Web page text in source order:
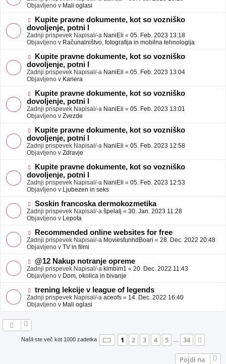
j
a
v
e
v
e
o
b
j
a
v
e
Objavljeno v Mali oglasi
N
o
v
e
o
b
a
v
e
Kupite pravne dokumente, kot so vozniško
dovoljenje, potni l
Zadnji prispevek Napisal/-a NaniEli « 05. Feb. 2023 13:18
Objavljeno v Računalništvo, fotografija in mobilna tehnologija
N
o
v
e
o
b
a
v
e
Kupite pravne dokumente, kot so vozniško
dovoljenje, potni l
Zadnji prispevek Napisal/-a NaniEli « 05. Feb. 2023 13:04
Objavljeno v Kariera
N
o
v
e
o
b
a
v
e
Kupite pravne dokumente, kot so vozniško
dovoljenje, potni l
Zadnji prispevek Napisal/-a NaniEli « 05. Feb. 2023 13:01
Objavljeno v Zvezde
N
o
v
e
o
b
a
v
e
Kupite pravne dokumente, kot so vozniško
dovoljenje, potni l
Zadnji prispevek Napisal/-a NaniEli « 05. Feb. 2023 12:58
Objavljeno v Zdravje
N
o
v
e
o
b
j
a
v
e
Kupite pravne dokumente, kot so vozniško
dovoljenje, potni l
Zadnji prispevek Napisal/-a NaniEli « 05. Feb. 2023 12:53
Objavljeno v Ljubezen in seks
N
o
v
e
o
b
j
a
v
e
Soskin francoska dermokozmetika
Zadnji prispevek Napisal/-a špelalj « 30. Jan. 2023 11:28
Objavljeno v Lepota
N
o
v
e
o
b
j
a
v
e
Recommended online websites for free
Zadnji prispevek Napisal/-a MoviesfunhdBoari « 28. Dec. 2022 20:48
Objavljeno v TV in filmi
N
o
v
e
o
b
j
a
@12 Nakup notranje opreme
Zadnji prispevek Napisal/-a kimbim1 « 20. Dec. 2022 11:43
Objavljeno v Dom, okolica in bivanje
N
o
v
e
a
trening lekcije v league of legends
Zadnji prispevek Napisal/-a aceofs « 14. Dec. 2022 16:40
Objavljeno v Mali oglasi
Našli ste več kot 1000 zadetka Stran 1od34
1 2 3 4 5 … 34
Pojdi na